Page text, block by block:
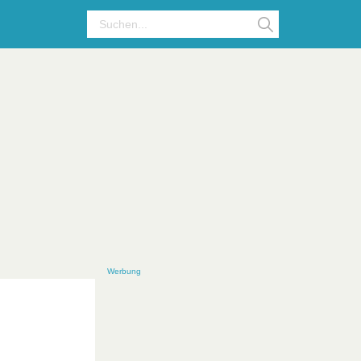
Werbung